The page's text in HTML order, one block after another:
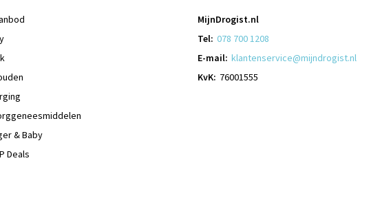
& Baby
Deals
MijnDrogist.nl
Tel: 078 700 1208
E-mail: klantenservice@mijndrogist.nl
KvK: 76001555